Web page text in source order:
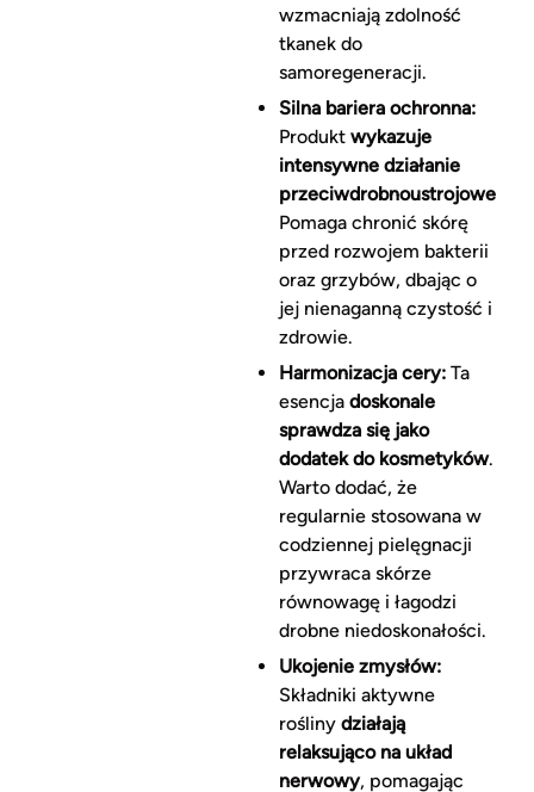
wzmacniają zdolność
tkanek do
samoregeneracji.
Silna bariera ochronna:
Produkt wykazuje
intensywne działanie
przeciwdrobnoustrojowe.
Pomaga chronić skórę
przed rozwojem bakterii
oraz grzybów, dbając o
jej nienaganną czystość i
zdrowie.
Harmonizacja cery:Ta
esencja doskonale
sprawdza się jako
dodatek do kosmetyków.
Warto dodać, że
regularnie stosowana w
codziennej pielęgnacji
przywraca skórze
równowagę i łagodzi
drobne niedoskonałości.
Ukojenie zmysłów:
Składniki aktywne
rośliny działają
relaksująco na układ
nerwowy, pomagając